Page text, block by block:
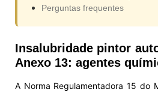
Perguntas frequentes
Insalubridade pintor
Anexo 13: agentes
A Norma Regulamentadora 15 do